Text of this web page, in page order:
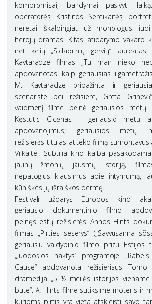
kompromisai, bandymai pasivyti
operatorės Kristinos Sereikaitės
neretai iškalbingiau už monologus
herojų dramas. Kitas atidarymo vakaro
net kelių „Sidabrinių gervių“ laureatas,
Kavtaradze filmas „Tu man nieko
apdovanotas kaip geriausias
M. Kavtaradze pripažinta ir
scenariste bei režisiere, Greta
vaidmenį filme pelnė geriausios metų
Kęstutis Cicėnas – geriausio metų
apdovanojimus; geriausios metų
režisierės titulas atiteko filmą
Vilkaitei. Subtilia kino kalba
jaunų žmonių jausmų istoriją,
nepatogius klausimus apie intymumą,
kūniškos jų išraiškos dermę.
Festivalį uždarys Europos kino
geriausio dokumentinio filmo
pelnęs estų režisierės Annos Hints
filmas „Pirties seserys“ („Savvusanna
geriausiu vaidybinio filmo prizu Estijos
„Juodosios naktys“ programoje
Cause“ apdovanota režisieriaus Tomo
dramedija „5 ½ meilės istorijos viename
bute“. A. Hints filme sutiksime moteris ir
kurioms pirtis yra vieta atskleisti savo